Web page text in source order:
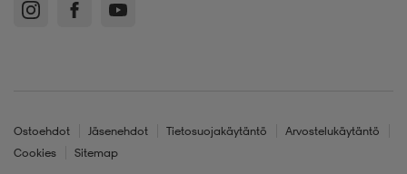
Ostoehdot Jäsenehdot Tietosuojakäytäntö
Arvostelukäytäntö
Cookies
Sitemap